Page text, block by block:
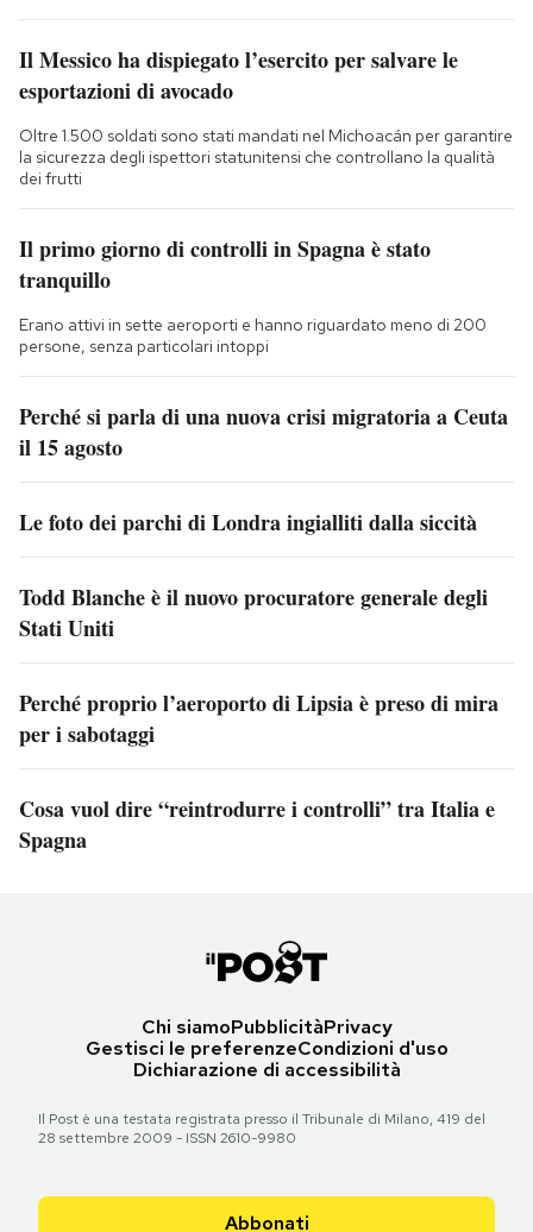
Il Messico ha dispiegato l’esercito per salvare le
esportazioni di avocado
Oltre 1.500 soldati sono stati mandati nel Michoacán per garantire
la sicurezza degli ispettori statunitensi che controllano la qualità
dei frutti
Il primo giorno di controlli in Spagna è stato
tranquillo
Erano attivi in sette aeroporti e hanno riguardato meno di 200
persone, senza particolari intoppi
Perché si parla di una nuova crisi migratoria a Ceuta
il 15 agosto
Le foto dei parchi di Londra ingialliti dalla siccità
Todd Blanche è il nuovo procuratore generale degli
Stati Uniti
Perché proprio l’aeroporto di Lipsia è preso di mira
per i sabotaggi
Cosa vuol dire “reintrodurre i controlli” tra Italia e
Spagna
Chi siamoPubblicitàPrivacy
Gestisci le preferenzeCondizioni d'uso
Dichiarazione di accessibilità
Il Post è una testata registrata presso il Tribunale di Milano, 419 del
28 settembre 2009 - ISSN 2610-9980
Abbonati